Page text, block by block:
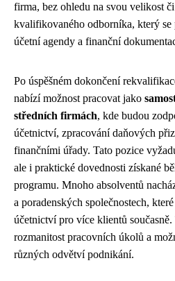
firma, bez ohledu na svou velikost
kvalifikovaného odborníka, který se
účetní agendy a finanční
Po úspěšném dokončení
nabízí možnost pracovat jako
středních firmách, kde budou
účetnictví, zpracování daňových
finančními úřady. Tato pozice
ale i praktické dovednosti získané
programu. Mnoho absolventů
a poradenských společnostech,
účetnictví pro více klientů
rozmanitost pracovních úkolů a
různých odvětví podnikání.